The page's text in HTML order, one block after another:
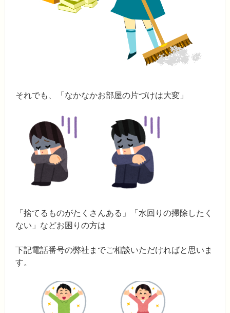
それでも、「なかなかお部屋の片づけは大変」
「捨てるものがたくさんある」「水回りの掃除したく
ない」などお困りの方は
下記電話番号の弊社までご相談いただければと思いま
す。